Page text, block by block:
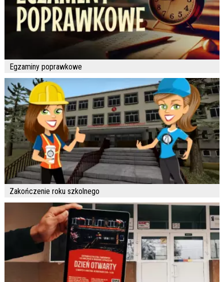
Egzaminy poprawkowe
Zakończenie roku szkolnego